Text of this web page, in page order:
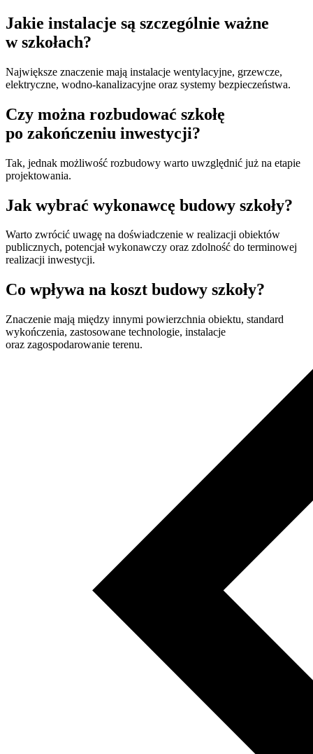
Jakie instalacje są szczególnie ważne
w szkołach?
Największe znaczenie mają instalacje wentylacyjne, grzewcze,
elektryczne, wodno-kanalizacyjne oraz systemy bezpieczeństwa.
Czy można rozbudować szkołę
po zakończeniu inwestycji?
Tak, jednak możliwość rozbudowy warto uwzględnić już na etapie
projektowania.
Jak wybrać wykonawcę budowy szkoły?
Warto zwrócić uwagę na doświadczenie w realizacji obiektów
publicznych, potencjał wykonawczy oraz zdolność do terminowej
realizacji inwestycji.
Co wpływa na koszt budowy szkoły?
Znaczenie mają między innymi powierzchnia obiektu, standard
wykończenia, zastosowane technologie, instalacje
oraz zagospodarowanie terenu.